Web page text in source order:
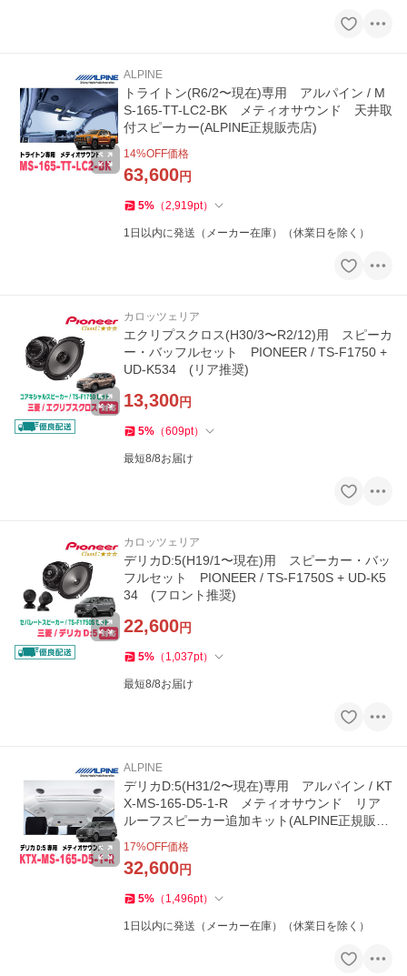
ALPINE
トライトン(R6/2〜現在)専用 アルパイン / M
S-165-TT-LC2-BK メティオサウンド 天井取
付スピーカー(ALPINE正規販売店)
14%OFF価格
63,600円
5% （2,919pt）
1日以内に発送（メーカー在庫）（休業日を除く）
カロッツェリア
エクリプスクロス(H30/3〜R2/12)用 スピーカ
ー・バッフルセット PIONEER / TS-F1750 +
UD-K534 (リア推奨)
13,300円
5% （609pt）
最短8/8お届け
カロッツェリア
デリカD:5(H19/1〜現在)用 スピーカー・バッ
フルセット PIONEER / TS-F1750S + UD-K5
34 (フロント推奨)
22,600円
5% （ 1,037pt）
最短8/8お届け
ALPINE
デリカD:5(H31/2〜現在)専用 アルパイン / KT
X-MS-165-D5-1-R メティオサウンド リア
ルーフスピーカー追加キット(ALPINE正規販売
17%OFF価格
32,600円
5% （ 1,496pt）
1日以内に発送（メーカー在庫）（休業日を除く）